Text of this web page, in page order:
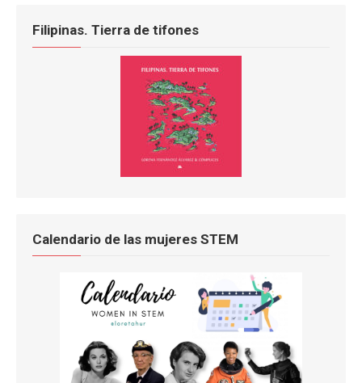
Filipinas. Tierra de tifones
Calendario de las mujeres STEM